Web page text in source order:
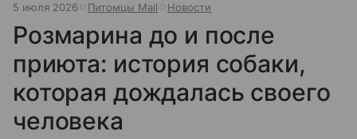
5 июля 2026 Питомцы Mail Новости
Розмарина до и после
приюта: история собаки,
которая дождалась своего
человека